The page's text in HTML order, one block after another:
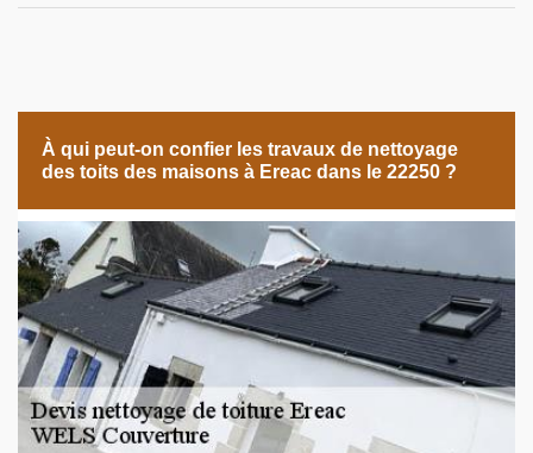
À qui peut-on confier les travaux de nettoyage
des toits des maisons à Ereac dans le 22250 ?